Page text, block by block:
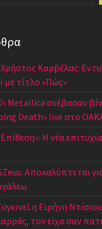
Καρβέλας:
με τίτλο «Πώς»
Metallica ανέβασαν
Death» live στο
Η νέα
Αποκαλύπτεται
η Ειρήνη
τον είχα σαν